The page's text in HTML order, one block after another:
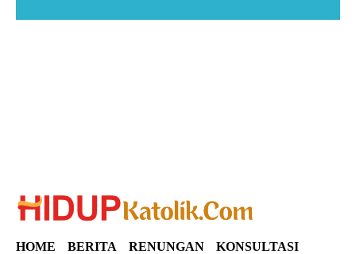
HOME BERITA RENUNGAN
KONSULTASI